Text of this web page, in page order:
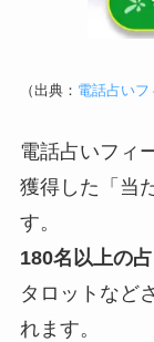
（出典： 電話占いフ
電話占いフィ
獲得した「当
す。
180名以上の
タロットなど
れます。